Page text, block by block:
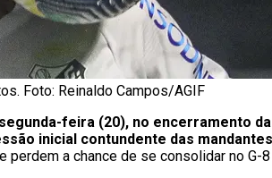
Foto: Reinaldo Campos/AGIF
feira (20), no encerramento
inicial contundente das
a chance de se consolidar no G-